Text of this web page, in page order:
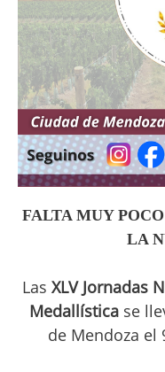
FALTA MUY
LA
Las XLV Jornadas
Medallísticase
de Mendoza el